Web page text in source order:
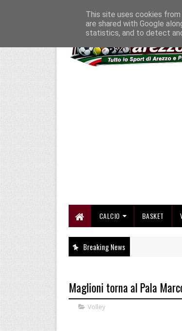
CALCIO BASKET
Breaking News
Maglioni torna al Pala
Volley
This site uses cookies
are shared with Google
statistics, and to detect